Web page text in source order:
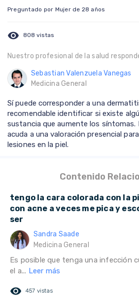
Preguntado por Mujer de 28 años
visibility 808 vistas
Nuestro profesional de la salud
Sebastian Valenzuela Vanegas
Medicina General
Sí puede corresponder a una
recomendable identificar si existe
sustancia que aumente los síntomas.
acuda a una valoración presencial
lesiones en la piel.
Contenido
tengo la cara colorada con la
con acne a veces me pica y
ser
Sandra Saade
Medicina General
Es posible que tenga una infección
el a... Leer más
remove_red_eye 457 vistas